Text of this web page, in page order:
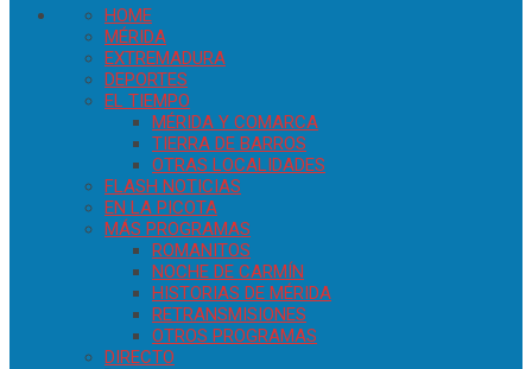
HOME
MÉRIDA
EXTREMADURA
DEPORTES
EL TIEMPO
MÉRIDA Y COMARCA
TIERRA DE BARROS
OTRAS LOCALIDADES
FLASH NOTICIAS
EN LA PICOTA
MÁS PROGRAMAS
ROMANITOS
NOCHE DE CARMÍN
HISTORIAS DE MÉRIDA
RETRANSMISIONES
OTROS PROGRAMAS
DIRECTO